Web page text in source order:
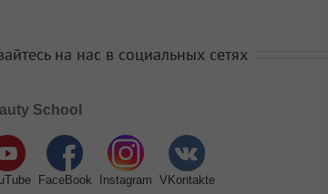
на нас в социальных сетях
School
FaceBook Instagram VKontakte